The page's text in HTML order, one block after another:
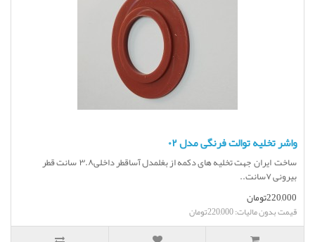
واشر تخلیه توالت فرنگی مدل ۰۲
ساخت ایران جهت تخلیه های دکمه از بغلمدل آساقطر داخلی۳.۸ سانت قطر
بیرونی ۷سانت..
220,000تومان
قیمت بدون مالیات: 220,000تومان